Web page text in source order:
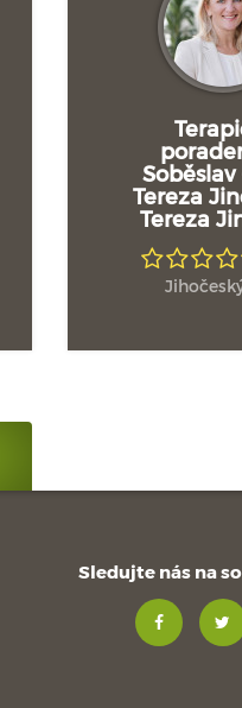
Soběslav
Tereza
Tereza
Sledujte nás na